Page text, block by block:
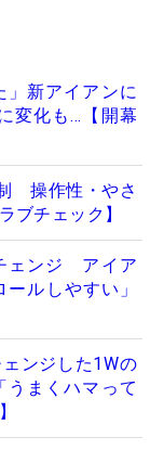
」新アイアンに
変化も…【開幕
操作性・やさ
ブチェック】
ェンジ アイア
ルしやすい」
ンジした1Wの
まくハマって